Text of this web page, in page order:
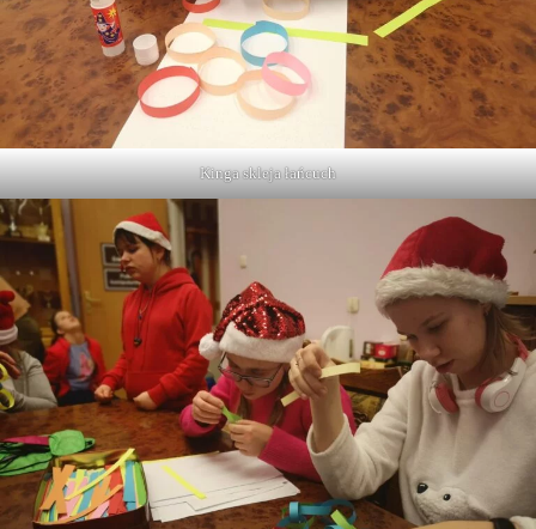
Kinga skleja łańcuch